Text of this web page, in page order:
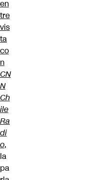
en
tre
vis
ta
co
n
CN
N
Ch
ile
Ra
di
o,
la
pa